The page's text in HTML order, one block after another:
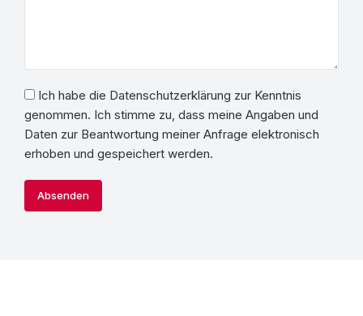
Ich habe die Datenschutzerklärung zur Kenntnis
genommen. Ich stimme zu, dass meine Angaben und
Daten zur Beantwortung meiner Anfrage elektronisch
erhoben und gespeichert werden.
Absenden